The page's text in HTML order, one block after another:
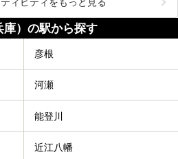
）の駅から探す
彦根
河瀬
能登川
近江八幡